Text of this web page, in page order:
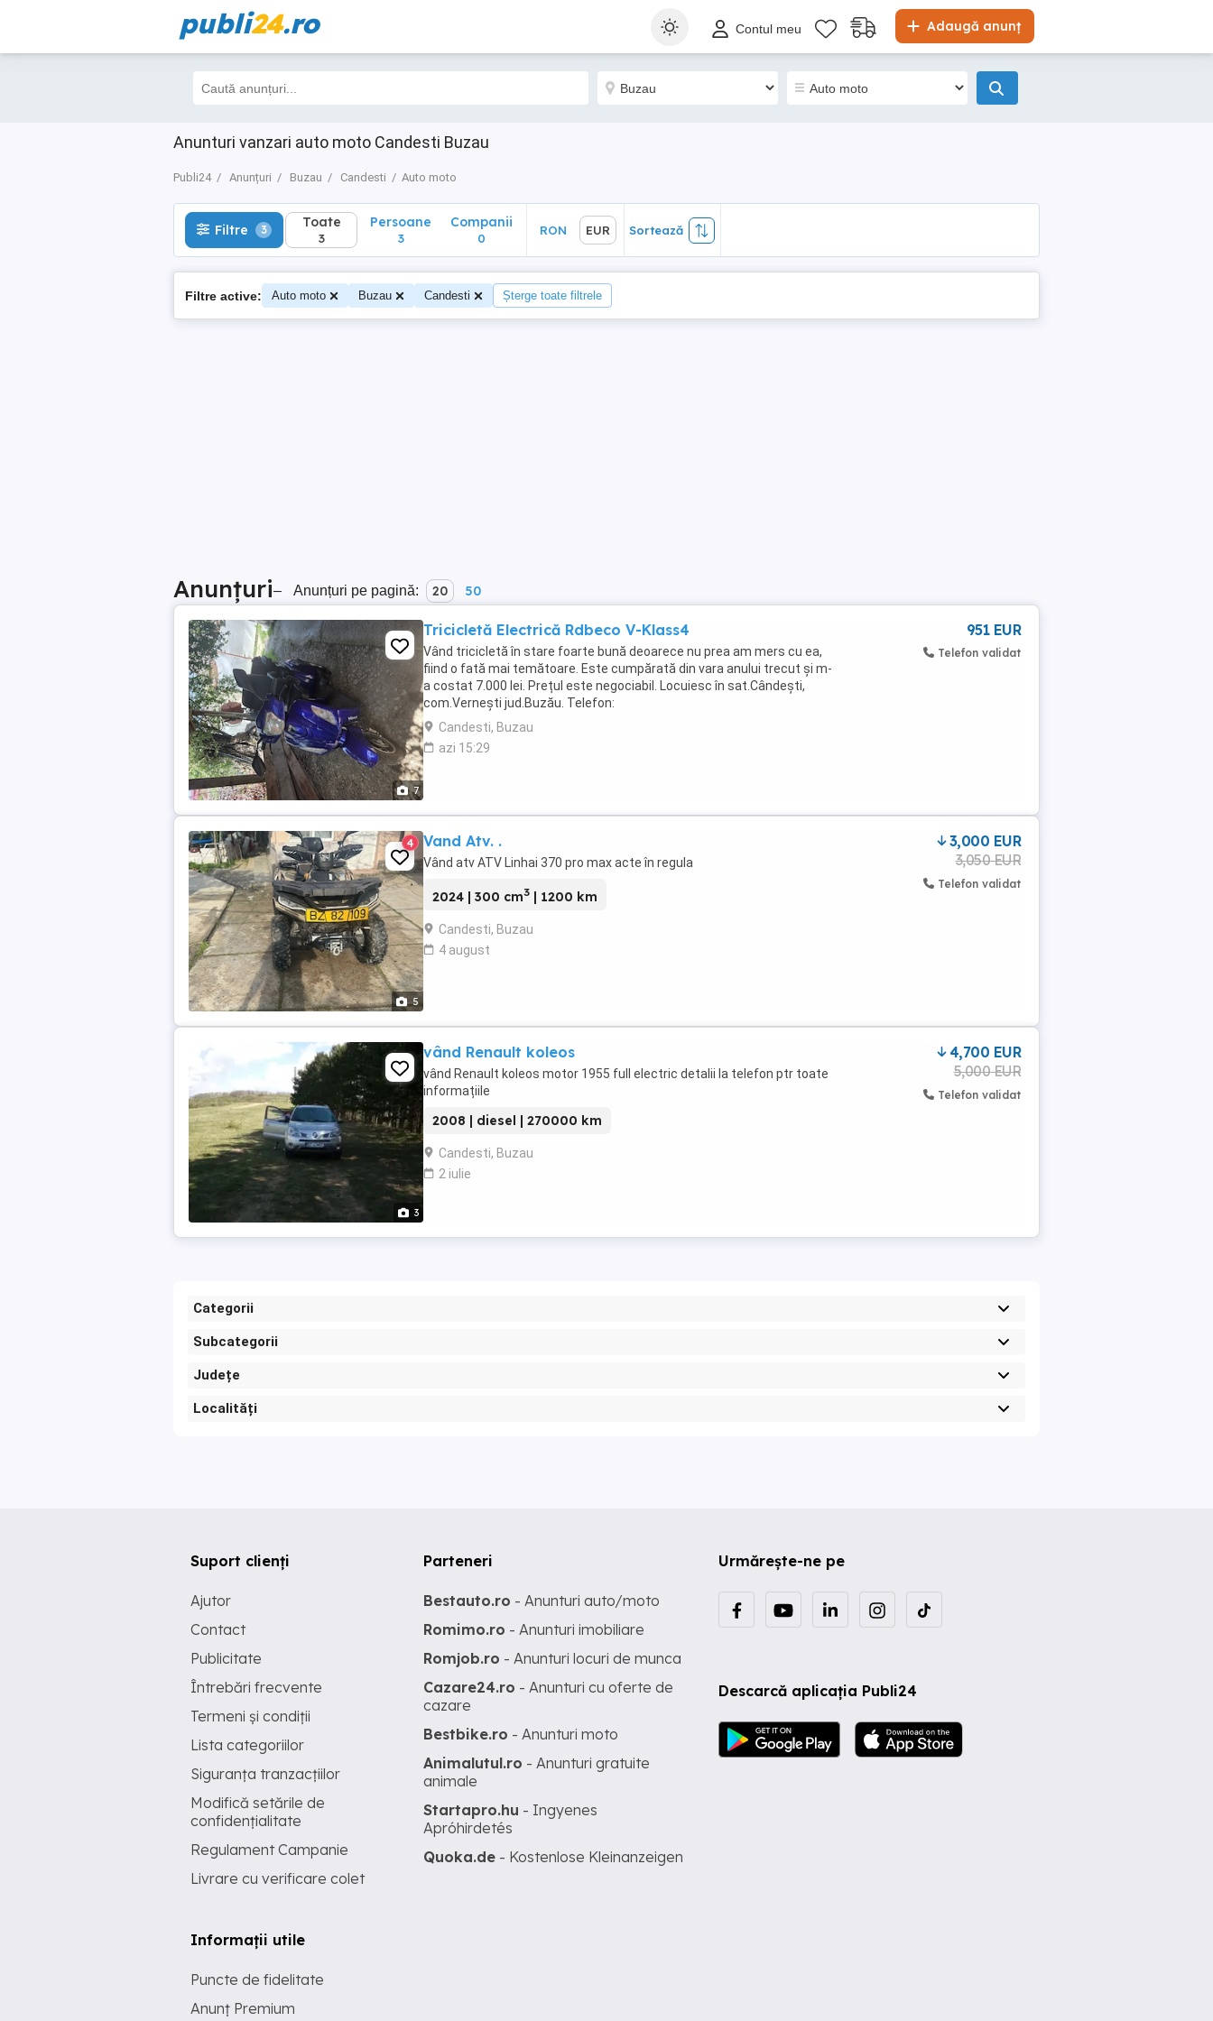
publi24.ro Adaugă anunț
Contul meu
Anunturi vanzari auto moto Candesti Buzau
Publi24 Anunțuri Buzau Candesti Auto moto
Filtre 3 Toate
3
Sortează
Filtre 3 Toate
3
Persoane
3
Companii
0
RON EUR Sortează
Filtre active: Auto moto Buzau Candesti Șterge toate filtrele
Anunțuri– Anunțuri pe pagină: 20 50
7
Tricicletă Electrică Rdbeco V-Klass4
Vând tricicletă în stare foarte bună deoarece nu prea am mers cu ea,
fiind o fată mai temătoare. Este cumpărată din vara anului trecut și m-
a costat 7.000 lei. Prețul este negociabil. Locuiesc în sat.Cândești,
com.Vernești jud.Buzău. Telefon:
Candesti, Buzau
azi 15:29
951 EUR
Telefon validat
5
4 Vand Atv. .
Vând atv ATV Linhai 370 pro max acte în regula
2024 | 300 cm3 | 1200 km
Candesti, Buzau
4 august
3,000 EUR
3,050 EUR
Telefon validat
3
vând Renault koleos
vând Renault koleos motor 1955 full electric detalii la telefon ptr toate
informațiile
2008 | diesel | 270000 km
Candesti, Buzau
2 iulie
4,700 EUR
5,000 EUR
Telefon validat
Categorii
Subcategorii
Județe
Localități
Urmărește-ne pe
Descarcă aplicația Publi24
Suport clienți
Ajutor
Contact
Publicitate
Întrebări frecvente
Termeni și condiții
Lista categoriilor
Siguranța tranzacțiilor
Modifică setările de
confidențialitate
Regulament Campanie
Livrare cu verificare colet
Informații utile
Puncte de fidelitate
Anunț Premium
Parteneri
Bestauto.ro - Anunturi auto/moto
Romimo.ro - Anunturi imobiliare
Romjob.ro - Anunturi locuri de munca
Cazare24.ro - Anunturi cu oferte de
cazare
Bestbike.ro - Anunturi moto
Animalutul.ro - Anunturi gratuite
animale
Startapro.hu - Ingyenes
Apróhirdetés
Quoka.de - Kostenlose Kleinanzeigen